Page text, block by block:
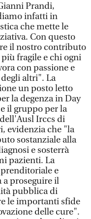
Prandi,
infatti in
che mette le
Con questo
il nostro contributo
fragile e chi ogni
con passione e
altri". La
un posto letto
la degenza in Day
il gruppo per la
Irccs di
evidenzia che "la
sostanziale alla
e sosterrà
pazienti. La
e
a proseguire il
pubblica di
le importanti sfide
delle cure".